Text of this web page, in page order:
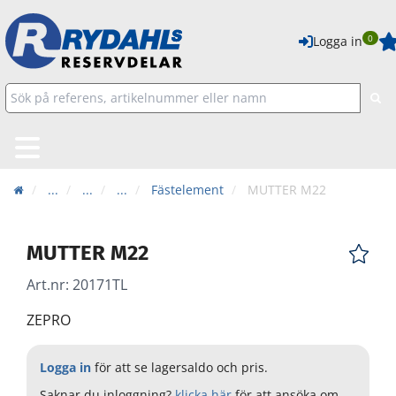
Logga in 0
... ... ... Fästelement MUTTER M22
MUTTER M22
Art.nr: 20171TL
ZEPRO
Logga in för att se lagersaldo och pris.